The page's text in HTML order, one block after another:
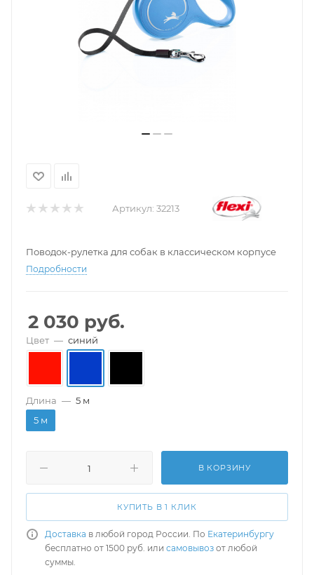
Артикул: 32213
Поводок-рулетка для собак в классическом корпусе
Подробности
2 030 руб.
Цвет — синий
Длина — 5 м
5 м
В КОРЗИНУ
КУПИТЬ В 1 КЛИК
Доставка в любой город России. По Екатеринбургу
бесплатно от 1500 руб. или самовывоз от любой
суммы.